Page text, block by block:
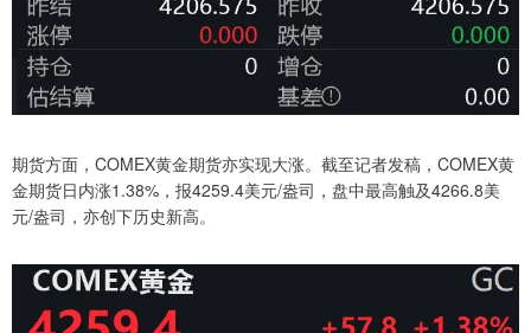
期货方面，COMEX黄金期货亦实现大涨。截至记者发稿，COMEX黄
金期货日内涨1.38%，报4259.4美元/盎司，盘中最高触及4266.8美
元/盎司，亦创下历史新高。